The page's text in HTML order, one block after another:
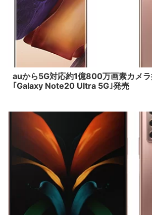
auから5G対応約1億800万画素カメ
｢Galaxy Note20 Ultra 5G｣発売